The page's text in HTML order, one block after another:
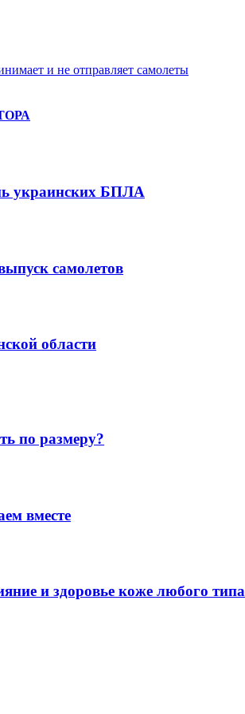
и не отправляет самолеты
украинских БПЛА
самолетов
области
по размеру?
вместе
и здоровье коже любого типа